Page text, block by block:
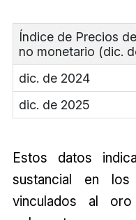
Índice de Precios
no monetario (dic.
dic. de 2024
dic. de 2025
Estos datos
sustancial en
vinculados al